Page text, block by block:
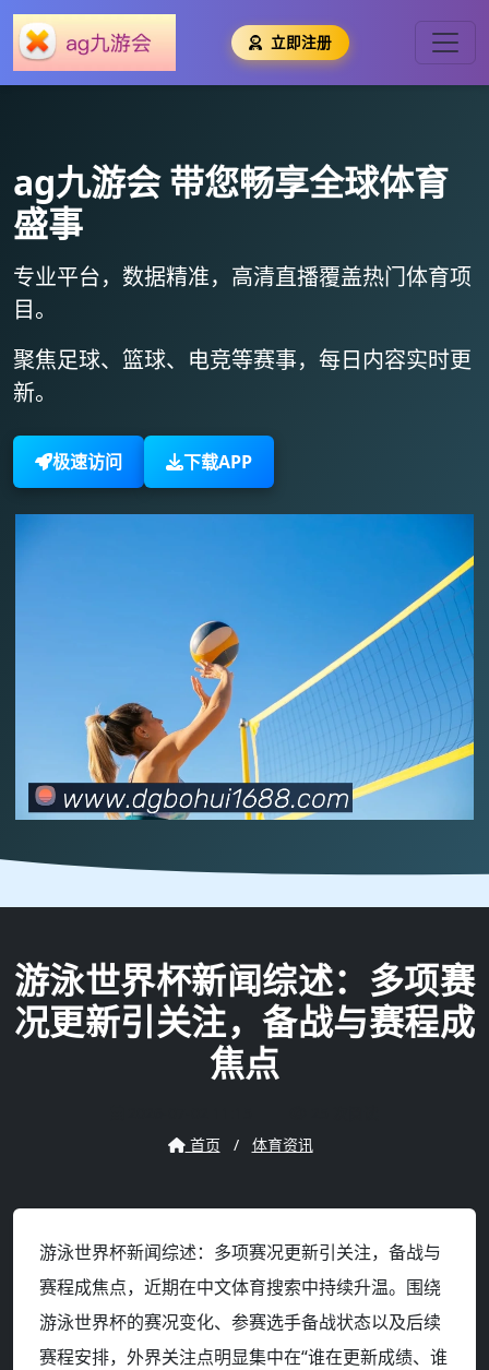
立即注册
ag九游会带您畅享全球体育
盛事
专业平台，数据精准， 高清直播覆盖热门体育项
目。
聚焦足球、篮球、电竞等赛事， 每日内容实时更
新。
极速访问 下载APP
游泳世界杯新闻综述：多项赛
况更新引关注，备战与赛程成
焦点
首页
/ 体育资讯
游泳世界杯新闻综述：多项赛况更新引关注，备战与
赛程成焦点，近期在中文体育搜索中持续升温。围绕
游泳世界杯的赛况变化、参赛选手备战状态以及后续
赛程安排，外界关注点明显集中在“谁在更新成绩、谁